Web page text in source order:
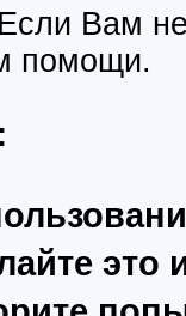
Вам
помощи.
это